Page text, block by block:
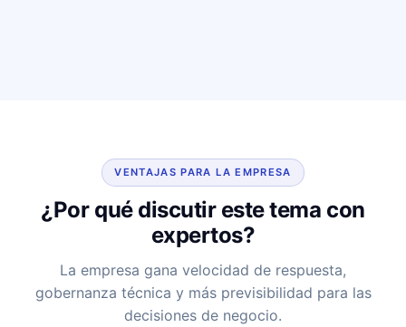
VENTAJAS PARA LA EMPRESA
¿Por qué discutir este tema con
expertos?
La empresa gana velocidad de respuesta,
gobernanza técnica y más previsibilidad para las
decisiones de negocio.